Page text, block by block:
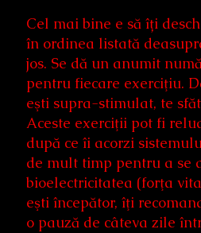
Cel mai bine e să îți
în ordinea listată
jos. Se dă un anumit
pentru fiecare exerciţiu.
eşti supra-stimulat, te
Aceste exerciţii pot fi
după ce îi acorzi
de mult timp pentru a se
bioelectricitatea (forţa
eşti începător, îţi
o pauză de câteva zile